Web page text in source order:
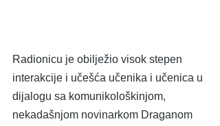
Radionicu je obilježio visok stepen
interakcije i učešća učenika i učenica u
dijalogu sa komunikološkinjom,
nekadašnjom novinarkom Draganom